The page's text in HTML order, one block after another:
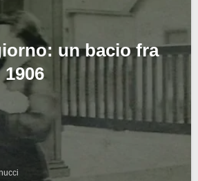
un bacio fra